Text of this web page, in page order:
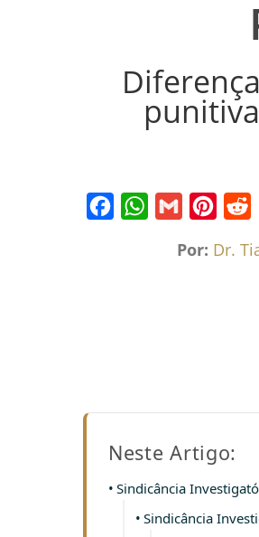
Por: Dr.
Neste Artigo:
Sindicância
Sindicância